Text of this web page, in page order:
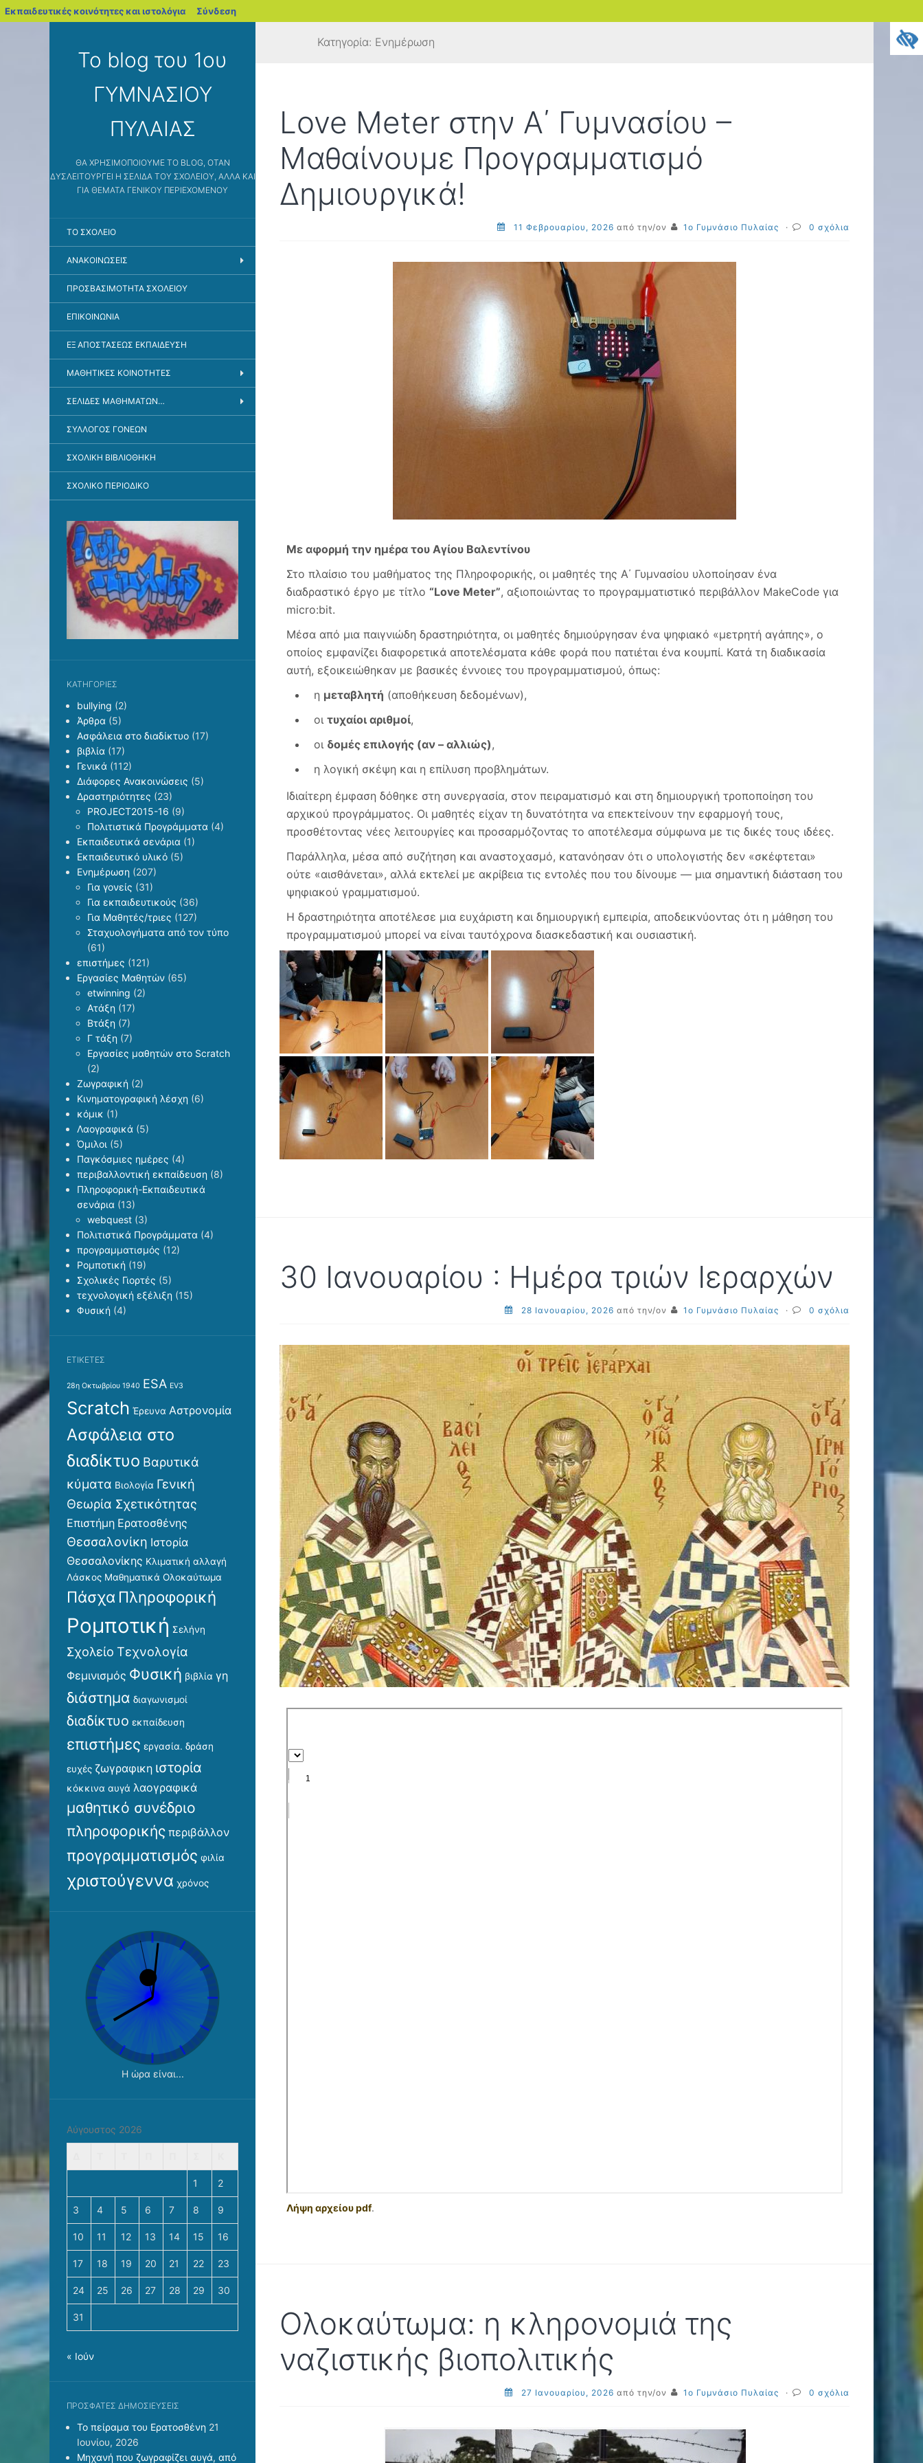
Εκπαιδευτικές κοινότητες και ιστολόγια blogs.sch.gr
Σύνδεση
Το blog του 1ου
ΓΥΜΝΑΣΙΟΥ
ΠΥΛΑΙΑΣ
ΘΑ ΧΡΗΣΙΜΟΠΟΙΟΎΜΕ ΤΟ BLOG, ΌΤΑΝ
ΔΥΣΛΕΙΤΟΥΡΓΕΊ Η ΣΕΛΊΔΑ ΤΟΥ ΣΧΟΛΕΊΟΥ, ΑΛΛΆ ΚΑΙ
ΓΙΑ ΘΈΜΑΤΑ ΓΕΝΙΚΟΎ ΠΕΡΙΕΧΟΜΈΝΟΥ
ΤΟ ΣΧΟΛΕΊΟ
ΑΝΑΚΟΙΝΩΣΕΙΣ
ΠΡΟΣΒΑΣΙΜΌΤΗΤΑ ΣΧΟΛΕΊΟΥ
ΕΠΙΚΟΙΝΩΝΊΑ
ΕΞ ΑΠΟΣΤΆΣΕΩΣ ΕΚΠΑΊΔΕΥΣΗ
ΜΑΘΗΤΙΚΕΣ ΚΟΙΝΟΤΗΤΕΣ
ΣΕΛΊΔΕΣ ΜΑΘΗΜΆΤΩΝ…
ΣΎΛΛΟΓΟΣ ΓΟΝΈΩΝ
ΣΧΟΛΙΚΉ ΒΙΒΛΙΟΘΉΚΗ
ΣΧΟΛΙΚΌ ΠΕΡΙΟΔΙΚΌ
KΑΤΗΓΟΡΊΕΣ
bullying (2)
Άρθρα (5)
Ασφάλεια στο διαδίκτυο (17)
βιβλία (17)
Γενικά (112)
Διάφορες Ανακοινώσεις (5)
Δραστηριότητες (23)
PROJECT2015-16 (9)
Πολιτιστικά Προγράμματα (4)
Εκπαιδευτικά σενάρια (1)
Εκπαιδευτικό υλικό (5)
Ενημέρωση (207)
Για γονείς (31)
Για εκπαιδευτικούς (36)
Για Μαθητές/τριες (127)
Σταχυολογήματα από τον τύπο
(61)
επιστήμες (121)
Εργασίες Μαθητών (65)
etwinning (2)
Ατάξη (17)
Βτάξη (7)
Γ τάξη (7)
Εργασίες μαθητών στο Scratch
(2)
Ζωγραφική (2)
Κινηματογραφική λέσχη (6)
κόμικ (1)
Λαογραφικά (5)
Όμιλοι (5)
Παγκόσμιες ημέρες (4)
περιβαλλοντική εκπαίδευση (8)
Πληροφορική-Εκπαιδευτικά
σενάρια (13)
webquest (3)
Πολιτιστικά Προγράμματα (4)
προγραμματισμός (12)
Ρομποτική (19)
Σχολικές Γιορτές (5)
τεχνολογική εξέλιξη (15)
Φυσική (4)
ΕΤΙΚΈΤΕΣ
28η Οκτωβρίου 1940 ESA EV3
Scratch Έρευνα Αστρονομία
Ασφάλεια στο
διαδίκτυο Βαρυτικά
κύματα Βιολογία Γενική
Θεωρία Σχετικότητας
Επιστήμη Ερατοσθένης
Θεσσαλονίκη Ιστορία
Θεσσαλονίκης Κλιματική αλλαγή
Λάσκος Μαθηματικά Ολοκαύτωμα
Πάσχα Πληροφορική
Ρομποτική Σελήνη
Σχολείο Τεχνολογία
Φεμινισμός Φυσική βιβλία γη
διάστημα διαγωνισμοί
διαδίκτυο εκπαίδευση
επιστήμες εργασία. δράση
ευχές ζωγραφικη ιστορία
κόκκινα αυγά λαογραφικά
μαθητικό συνέδριο
πληροφορικής περιβάλλον
προγραμματισμός φιλία
χριστούγεννα χρόνος
Η ώρα είναι...
Αύγουστος 2026
1 2
3 4 5 6 7 8 9
10 11 12 13 14 15 16
17 18 19 20 21 22 23
24 25 26 27 28 29 30
31
« Ιούν
ΠΡΌΣΦΑΤΕΣ ΔΗΜΟΣΙΕΎΣΕΙΣ
Το πείραμα του Ερατοσθένη 21
Ιουνίου, 2026
Μηχανή που ζωγραφίζει αυγά, από
Κατηγορία: Ενημέρωση
Love Meter στην Α΄ Γυμνασίου –
Μαθαίνουμε Προγραμματισμό
Δημιουργικά!
11 Φεβρουαρίου, 2026 από την/ον 1ο Γυμνάσιο Πυλαίας · 0 σχόλια
Με αφορμή την ημέρα του Αγίου Βαλεντίνου
Στο πλαίσιο του μαθήματος της Πληροφορικής, οι μαθητές της Α΄ Γυμνασίου υλοποίησαν ένα
διαδραστικό έργο με τίτλο “Love Meter”, αξιοποιώντας το προγραμματιστικό περιβάλλον MakeCode για
micro:bit.
Μέσα από μια παιγνιώδη δραστηριότητα, οι μαθητές δημιούργησαν ένα ψηφιακό «μετρητή αγάπης», ο
οποίος εμφανίζει διαφορετικά αποτελέσματα κάθε φορά που πατιέται ένα κουμπί. Κατά τη διαδικασία
αυτή, εξοικειώθηκαν με βασικές έννοιες του προγραμματισμού, όπως:
η μεταβλητή (αποθήκευση δεδομένων),
οι τυχαίοι αριθμοί,
οι δομές επιλογής (αν – αλλιώς),
η λογική σκέψη και η επίλυση προβλημάτων.
Ιδιαίτερη έμφαση δόθηκε στη συνεργασία, στον πειραματισμό και στη δημιουργική τροποποίηση του
αρχικού προγράμματος. Οι μαθητές είχαν τη δυνατότητα να επεκτείνουν την εφαρμογή τους,
προσθέτοντας νέες λειτουργίες και προσαρμόζοντας το αποτέλεσμα σύμφωνα με τις δικές τους ιδέες.
Παράλληλα, μέσα από συζήτηση και αναστοχασμό, κατανόησαν ότι ο υπολογιστής δεν «σκέφτεται»
ούτε «αισθάνεται», αλλά εκτελεί με ακρίβεια τις εντολές που του δίνουμε — μια σημαντική διάσταση του
ψηφιακού γραμματισμού.
Η δραστηριότητα αποτέλεσε μια ευχάριστη και δημιουργική εμπειρία, αποδεικνύοντας ότι η μάθηση του
προγραμματισμού μπορεί να είναι ταυτόχρονα διασκεδαστική και ουσιαστική.
30 Ιανουαρίου : Ημέρα τριών Ιεραρχών
28 Ιανουαρίου, 2026 από την/ον 1ο Γυμνάσιο Πυλαίας · 0 σχόλια
Λήψη αρχείου pdf.
Ολοκαύτωμα: η κληρονομιά της
ναζιστικής βιοπολιτικής
27 Ιανουαρίου, 2026 από την/ον 1ο Γυμνάσιο Πυλαίας · 0 σχόλια